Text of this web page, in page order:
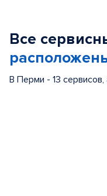
Все
В Перми - 13